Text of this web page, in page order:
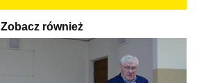
Zobacz również